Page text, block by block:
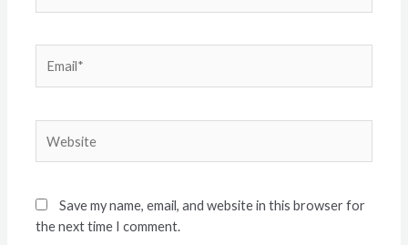
Save my name, email, and website in this browser for
the next time I comment.